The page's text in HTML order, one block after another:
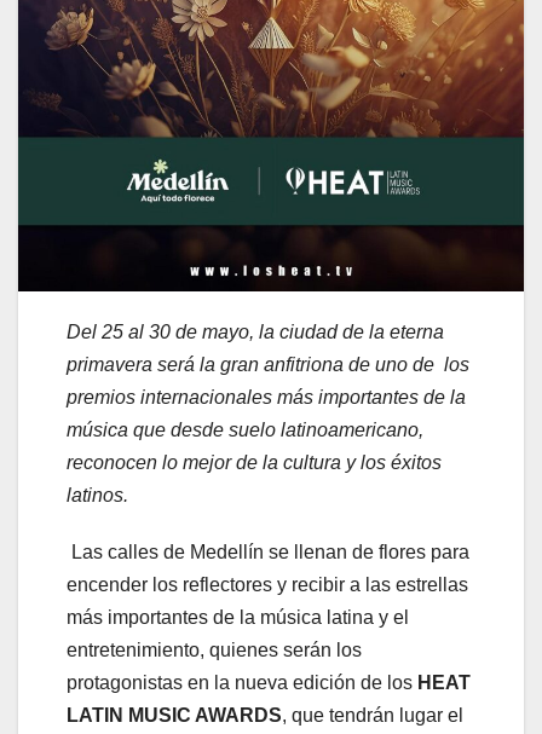
Del 25 al 30 de mayo, la ciudad de la eterna
primavera será la gran anfitriona de uno de los
premios internacionales más importantes de la
música que desde suelo latinoamericano,
reconocen lo mejor de la cultura y los éxitos
latinos.
Las calles de Medellín se llenan de flores para
encender los reflectores y recibir a las estrellas
más importantes de la música latina y el
entretenimiento, quienes serán los
protagonistas en la nueva edición de los HEAT
LATIN MUSIC AWARDS, que tendrán lugar el